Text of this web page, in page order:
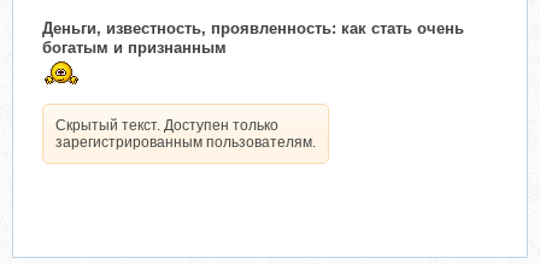
Деньги, известность, проявленность: как стать очень
богатым и признанным
Скрытый текст. Доступен только
зарегистрированным пользователям.